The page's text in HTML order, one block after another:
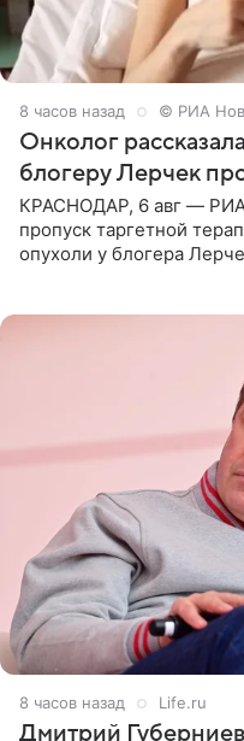
8 часов назад © РИА
Онколог
блогеру Лерчек
КРАСНОДАР, 6 авг —
пропуск таргетной
опухоли у блогера
8 часов назад Life.ru
Дмитрий